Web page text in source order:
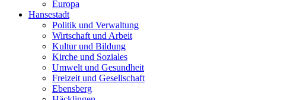
Europa
Hansestadt
Politik und Verwaltung
Wirtschaft und Arbeit
Kultur und Bildung
Kirche und Soziales
Umwelt und Gesundheit
Freizeit und Gesellschaft
Ebensberg